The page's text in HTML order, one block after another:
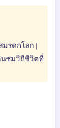
มรดกโลก |
นชมวิถีชีวิตที่